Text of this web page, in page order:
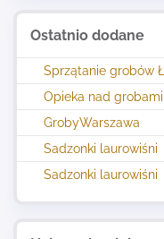
Ostatnio dodane
Sprzątanie grobów
Opieka nad
GrobyWarszawa
Sadzonki laurowiśni
Sadzonki laurowiśni